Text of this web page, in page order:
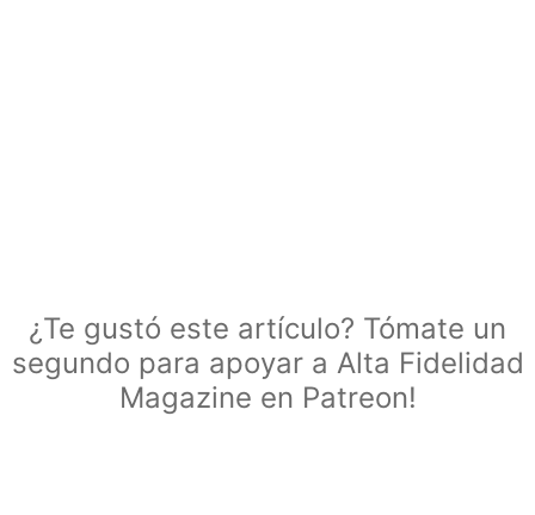
¿Te gustó este artículo? Tómate un
segundo para apoyar a Alta Fidelidad
Magazine en Patreon!